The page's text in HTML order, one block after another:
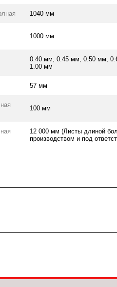
1040 мм
1000 мм
0.40 мм, 0.45 мм, 0.50 мм,
1.00 мм
57 мм
100 мм
12 000 мм (Листы длиной
производством и под